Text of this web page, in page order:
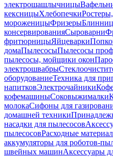
электрошашлычницы
кексницыХлебопечки
мороженицыФризеры
консервированияСыроварни
фритюрницыЯйцеварки
домаПылесосыПылесосы
пылесосы, мойщики окон
электрошвабры
оборудованиеТехника для
напитковЭлектрочайники
кофемашиныСоковыжималки
молокаСифоны для
домашней техники
насадки для пылесосов
пылесосовРасходные
аккумуляторы для роботов-
швейных машинАксессуары